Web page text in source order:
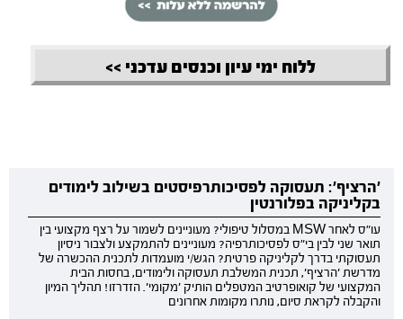
ללוח ימי עיון וכנסים עדכני >>
'הרציף': תעסוקה לפסיכותרפיסטים בשילוב לימודים
בקליניקה בפלורנטין
עו"ס לאחר MSW במסלול טיפולי? מעוניינים לשמור על רצף מקצועי בין
תואר שני לבין בי"ס לפסיכותרפיה? מעוניינים להתמקצע ולצבור ניסיון
תעסוקתי בדרך לקליניקה פרטית? הגש/י מועמדות לתכנית ההכשרה של
מדרשת 'הרציף', תכנית המשלבת תעסוקה ולימודים, בחסות הבית
המקצועי של קואופרטיב המטפלים הותיק 'מקומי'. הזדרזו! תהליך המיון
והקבלה לקראת סיום, נותרו מקומות אחרונים